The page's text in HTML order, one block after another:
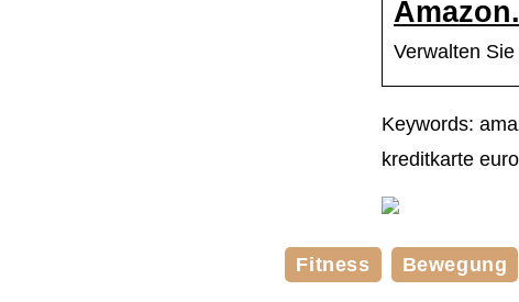
Verwalten
Keywords:
kreditkarte
Fitness Bewegung